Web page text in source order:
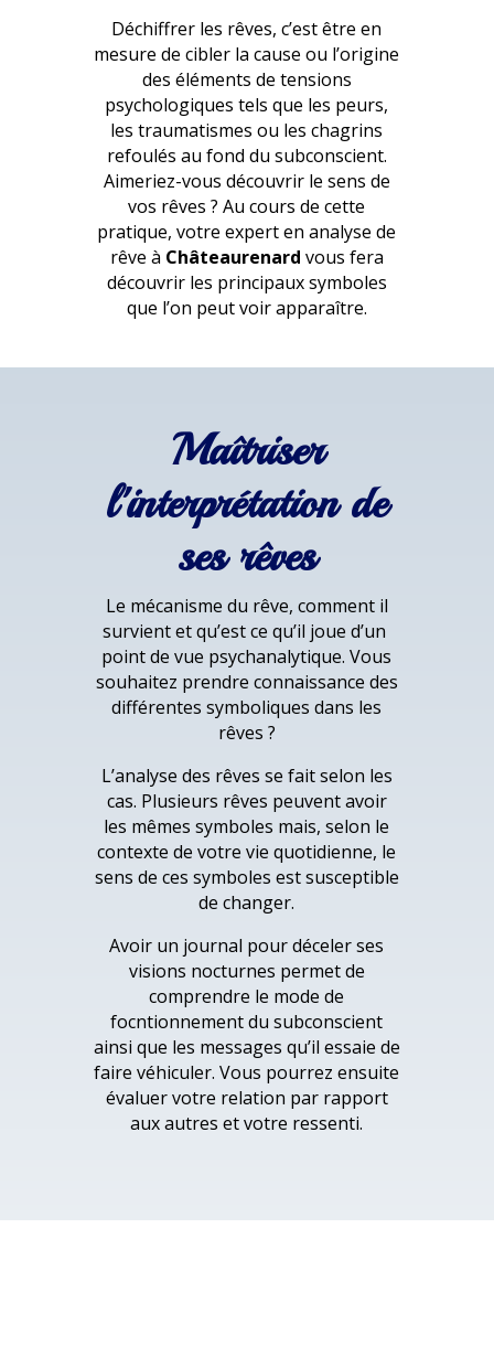
Déchiffrer les rêves, c’est être en
mesure de cibler la cause ou l’origine
des éléments de tensions
psychologiques tels que les peurs,
les traumatismes ou les chagrins
refoulés au fond du subconscient.
Aimeriez-vous découvrir le sens de
vos rêves ? Au cours de cette
pratique, votre expert en analyse de
rêve à Châteaurenard vous fera
découvrir les principaux symboles
que l’on peut voir apparaître.
Maîtriser
l'interprétation de
ses rêves
Le mécanisme du rêve, comment il
survient et qu’est ce qu’il joue d’un
point de vue psychanalytique. Vous
souhaitez prendre connaissance des
différentes symboliques dans les
rêves ?
L’analyse des rêves se fait selon les
cas. Plusieurs rêves peuvent avoir
les mêmes symboles mais, selon le
contexte de votre vie quotidienne, le
sens de ces symboles est susceptible
de changer.
Avoir un journal pour déceler ses
visions nocturnes permet de
comprendre le mode de
focntionnement du subconscient
ainsi que les messages qu’il essaie de
faire véhiculer. Vous pourrez ensuite
évaluer votre relation par rapport
aux autres et votre ressenti.